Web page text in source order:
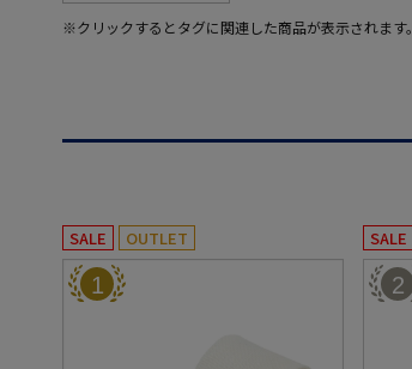
※クリックするとタグに関連した商品が表示されます。
SALE OUTLET
1
SALE
2